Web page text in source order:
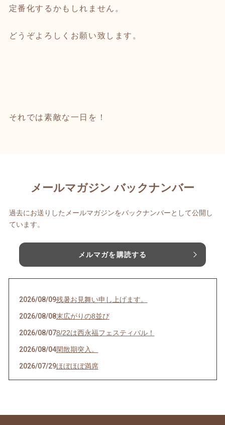
定番化するかもしれません。
どうぞよろしくお願い致します。
それでは素敵な一日を！
メールマガジン バックナンバー
過去にお送りしたメールマガジンをバックナンバーとして公開し
ています。
メルマガを購読する
2026/08/09残暑お見舞い申し上げます。
2026/08/08末広がりの8並び
2026/08/078/22は西永福フェスティバル！
2026/08/04閑散期突入。
2026/07/29ほぼほぼ満席
2026/07/28その日のために頑張れる。
2026/07/23うなぎを食べてエネルギーチャージ！